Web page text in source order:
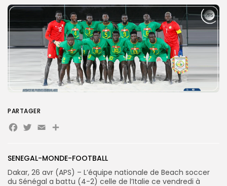
for:
FR
SENEGAL-MONDE-FOOTBALL
Dakar, 26 avr (APS) – L’équipe nationale de Beach soccer
du Sénégal a battu (4-2) celle de l’Italie ce vendredi à
PARTAGER
Facebook
Twitter
EmailPartager